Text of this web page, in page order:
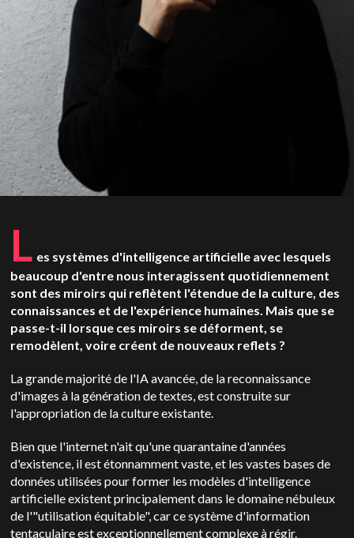
L es systèmes d'intelligence artificielle avec lesquels
beaucoup d'entre nous interagissent quotidiennement
sont des miroirs qui reflètent l'étendue de la culture, des
connaissances et de l'expérience humaines. Mais que se
passe-t-il lorsque ces miroirs se déforment, se
remodèlent, voire créent de nouveaux reflets ?
La grande majorité de l'IA avancée, de la reconnaissance
d'images à la génération de textes, est construite sur
l'appropriation de la culture existante.
Bien que l'internet n'ait qu'une quarantaine d'années
d'existence, il est étonnamment vaste, et les vastes bases de
données utilisées pour former les modèles d'intelligence
artificielle existent principalement dans le domaine nébuleux
de l'"utilisation équitable", car ce système d'information
tentaculaire est exceptionnellement complexe à régir.